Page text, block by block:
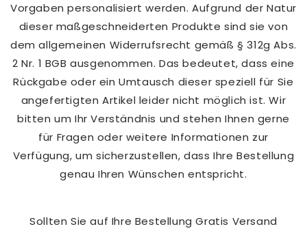
Vorgaben personalisiert werden. Aufgrund der Natur
dieser maßgeschneiderten Produkte sind sie von
dem allgemeinen Widerrufsrecht gemäß § 312g Abs.
2 Nr. 1 BGB ausgenommen. Das bedeutet, dass eine
Rückgabe oder ein Umtausch dieser speziell für Sie
angefertigten Artikel leider nicht möglich ist. Wir
bitten um Ihr Verständnis und stehen Ihnen gerne
für Fragen oder weitere Informationen zur
Verfügung, um sicherzustellen, dass Ihre Bestellung
genau Ihren Wünschen entspricht.
Sollten Sie auf Ihre Bestellung Gratis Versand